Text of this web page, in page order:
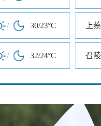
/ 30/23°C 上蔡
/ 32/24°C 召陵